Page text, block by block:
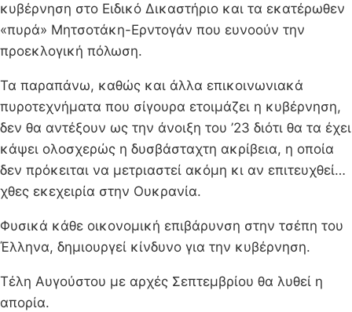
κυβέρνηση στο Ειδικό Δικαστήριο και τα εκατέρωθεν
«πυρά» Μητσοτάκη-Ερντογάν που ευνοούν την
προεκλογική πόλωση.
Τα παραπάνω, καθώς και άλλα επικοινωνιακά
πυροτεχνήματα που σίγουρα ετοιμάζει η κυβέρνηση,
δεν θα αντέξουν ως την άνοιξη του ’23 διότι θα τα έχει
κάψει ολοσχερώς η δυσβάσταχτη ακρίβεια, η οποία
δεν πρόκειται να μετριαστεί ακόμη κι αν επιτευχθεί…
χθες εκεχειρία στην Ουκρανία.
Φυσικά κάθε οικονομική επιβάρυνση στην τσέπη του
Έλληνα, δημιουργεί κίνδυνο για την κυβέρνηση.
Τέλη Αυγούστου με αρχές Σεπτεμβρίου θα λυθεί η
απορία.